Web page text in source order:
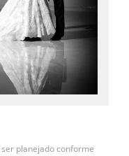
planejado conforme